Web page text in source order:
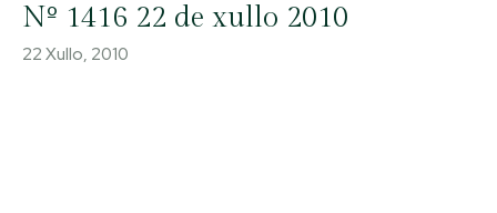
Nº 1416 22 de xullo 2010
22 Xullo, 2010